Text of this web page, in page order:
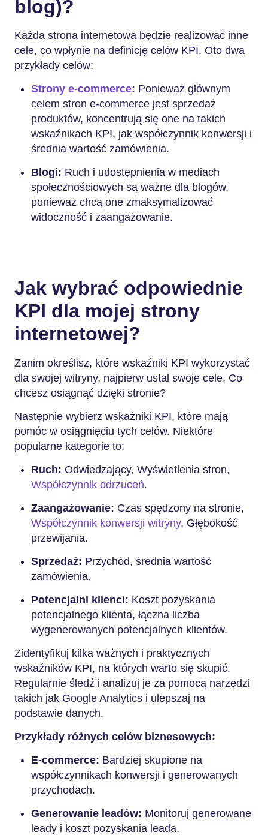
blog)?
Każda strona internetowa będzie realizować inne
cele, co wpłynie na definicję celów KPI. Oto dwa
przykłady celów:
Strony e-commerce: Ponieważ głównym
celem stron e-commerce jest sprzedaż
produktów, koncentrują się one na takich
wskaźnikach KPI, jak współczynnik konwersji i
średnia wartość zamówienia.
Blogi: Ruch i udostępnienia w mediach
społecznościowych są ważne dla blogów,
ponieważ chcą one zmaksymalizować
widoczność i zaangażowanie.
Jak wybrać odpowiednie
KPI dla mojej strony
internetowej?
Zanim określisz, które wskaźniki KPI wykorzystać
dla swojej witryny, najpierw ustal swoje cele. Co
chcesz osiągnąć dzięki stronie?
Następnie wybierz wskaźniki KPI, które mają
pomóc w osiągnięciu tych celów. Niektóre
popularne kategorie to:
Ruch: Odwiedzający, Wyświetlenia stron,
Współczynnik odrzuceń.
Zaangażowanie: Czas spędzony na stronie,
Współczynnik konwersji witryny, Głębokość
przewijania.
Sprzedaż: Przychód, średnia wartość
zamówienia.
Potencjalni klienci: Koszt pozyskania
potencjalnego klienta, łączna liczba
wygenerowanych potencjalnych klientów.
Zidentyfikuj kilka ważnych i praktycznych
wskaźników KPI, na których warto się skupić.
Regularnie śledź i analizuj je za pomocą narzędzi
takich jak Google Analytics i ulepszaj na
podstawie danych.
Przykłady różnych celów biznesowych:
E-commerce: Bardziej skupione na
współczynnikach konwersji i generowanych
przychodach.
Generowanie leadów: Monitoruj generowane
leady i koszt pozyskania leada.